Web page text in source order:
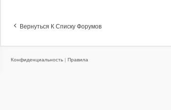
Вернуться К Списку Форумов
Конфиденциальность | Правила